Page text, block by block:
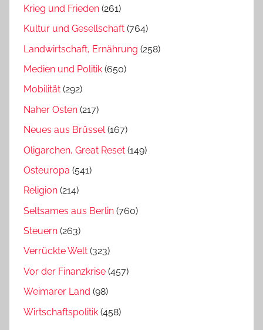
Krieg und Frieden (261)
Kultur und Gesellschaft (764)
Landwirtschaft, Ernährung (258)
Medien und Politik (650)
Mobilität (292)
Naher Osten (217)
Neues aus Brüssel(167)
Oligarchen, Great Reset (149)
Osteuropa (541)
Religion (214)
Seltsames aus Berlin (760)
Steuern (263)
Verrückte Welt (323)
Vor der Finanzkrise (457)
Weimarer Land (98)
Wirtschaftspolitik (458)